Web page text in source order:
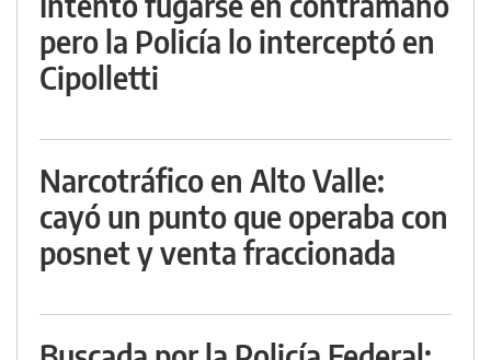
pero la Policía lo interceptó en
Cipolletti
Narcotráfico en Alto Valle:
cayó un punto que operaba con
posnet y venta fraccionada